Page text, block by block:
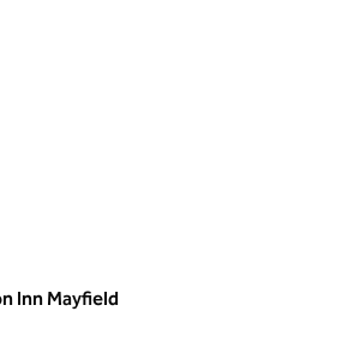
Inn Mayfield